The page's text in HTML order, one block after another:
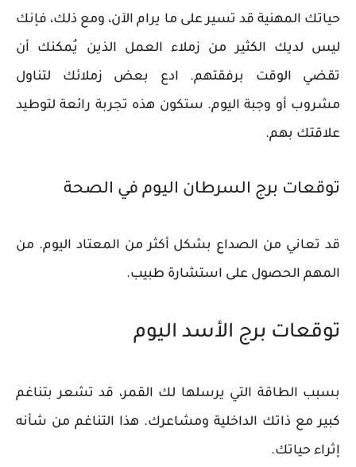
حياتك المهنية قد تسير على ما يرام الآن، ومع ذلك، فإنك
ليس لديك الكثير من زملاء العمل الذين يُمكنك أن
تقضي الوقت برفقتهم. ادع بعض زملائك لتناول
مشروب أو وجبة اليوم. ستكون هذه تجربة رائعة لتوطيد
علاقتك بهم.
توقعات برج السرطان اليوم في الصحة
قد تعاني من الصداع بشكل أكثر من المعتاد اليوم. من
المهم الحصول على استشارة طبيب.
توقعات برج الأسد اليوم
بسبب الطاقة التي يرسلها لك القمر، قد تشعر بتناغم
كبير مع ذاتك الداخلية ومشاعرك. هذا التناغم من شأنه
إثراء حياتك.